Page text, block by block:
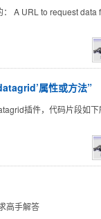
A URL to request data
属性或方法”
插件，代码片段如
高手解答